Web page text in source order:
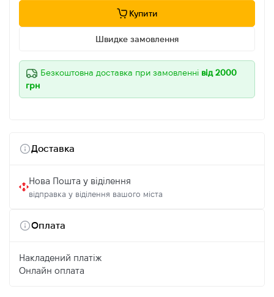
Купити
Швидке замовлення
Безкоштовна доставка при замовленні від 2000
грн
Доставка
Нова Пошта у віділення
відправка у віділення вашого міста
Оплата
Накладений платіж
Онлайн оплата